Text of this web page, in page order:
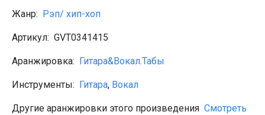
ДДТ
Сплин
Агата Кристи
Чиж
KSB
Жанр: Рэп/ хип-хоп
Артикул: GVT0341415
Аранжировка: Гитара&Вокал.Табы
Инструменты: Гитара, Вокал
Другие аранжировки этого произведения Смотреть